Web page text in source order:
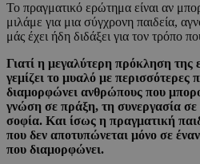
Το πραγματικό ερώτημα είναι αν
μιλάμε για μια σύγχρονη παιδεία,
μάς έχει ήδη διδάξει για τον τρόπο
Γιατί η μεγαλύτερη πρόκληση της
γεμίζει το μυαλό με περισσότερες
διαμορφώνει ανθρώπους που
γνώση σε πράξη, τη συνεργασία σε
σοφία. Και ίσως η πραγματική
που δεν αποτυπώνεται μόνο σε
που διαμορφώνει.